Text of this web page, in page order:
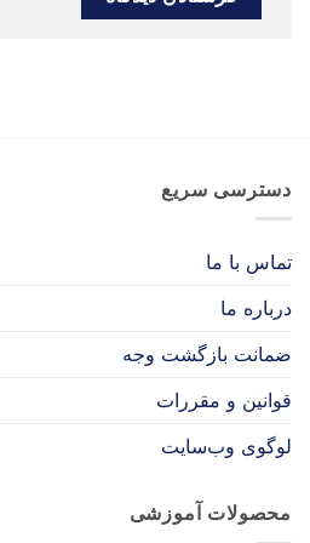
دسترسی سریع
تماس با ما
درباره ما
ضمانت بازگشت وجه
قوانین و مقررات
لوگوی وب‌سایت
محصولات آموزشی